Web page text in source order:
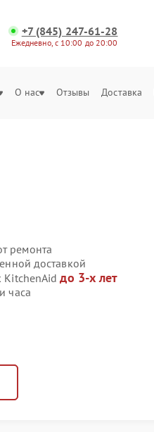
+7 (845) 247-61-28
Ежедневно, с 10:00 до 20:00
О нас Отзывы Доставка
ремонта
доставкой
KitchenAidдо 3-х лет
часа